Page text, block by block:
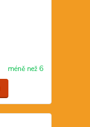
méně než 6